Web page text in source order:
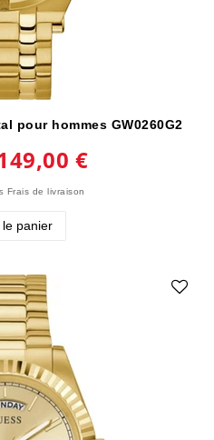
pour hommes GW0260G2
€
Frais de livraison
le panier